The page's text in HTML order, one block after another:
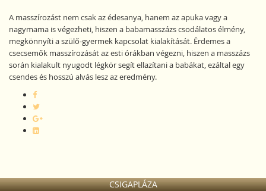
A masszírozást nem csak az édesanya, hanem az apuka vagy a
nagymama is végezheti, hiszen a babamasszázs csodálatos élmény,
megkönnyíti a szülő-gyermek kapcsolat kialakítását. Érdemes a
csecsemők masszírozását az esti órákban végezni, hiszen a masszázs
során kialakult nyugodt légkör segít ellazítani a babákat, ezáltal egy
csendes és hosszú alvás lesz az eredmény.
CSIGAPLÁZA